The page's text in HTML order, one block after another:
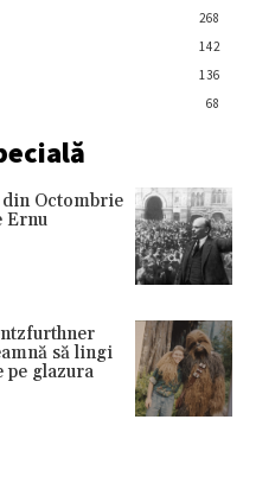
268
142
136
68
Octombrie
Ernu
să lingi
glazura